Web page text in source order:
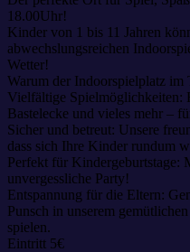
18.00Uhr!
Kinder von 1 bis 11 Jahren
abwechslungsreichen
Wetter!
Warum der Indoorspielplatz im
Vielfältige Spielmöglichkeiten:
Bastelecke und vieles mehr –
Sicher und betreut: Unsere
dass sich Ihre Kinder rundum
Perfekt für Kindergeburtstage:
unvergessliche Party!
Entspannung für die Eltern:
Punsch in unserem
spielen.
Eintritt 5€